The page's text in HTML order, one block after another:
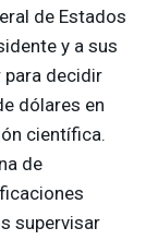
de Estados
y a sus
decidir
dólares en
científica.
de
supervisar